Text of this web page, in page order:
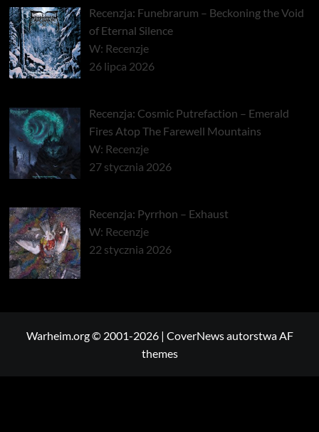
Recenzja: Funebrarum – Beckoning the Void
of Eternal Silence
W: Recenzje
26 lipca 2026
Recenzja: Cosmic Putrefaction – Emerald
Fires Atop The Farewell Mountains
W: Recenzje
27 stycznia 2026
Recenzja: Pyrrhon – Exhaust
W: Recenzje
22 stycznia 2026
Warheim.org © 2001-2026 | CoverNewsautorstwa AF
themes